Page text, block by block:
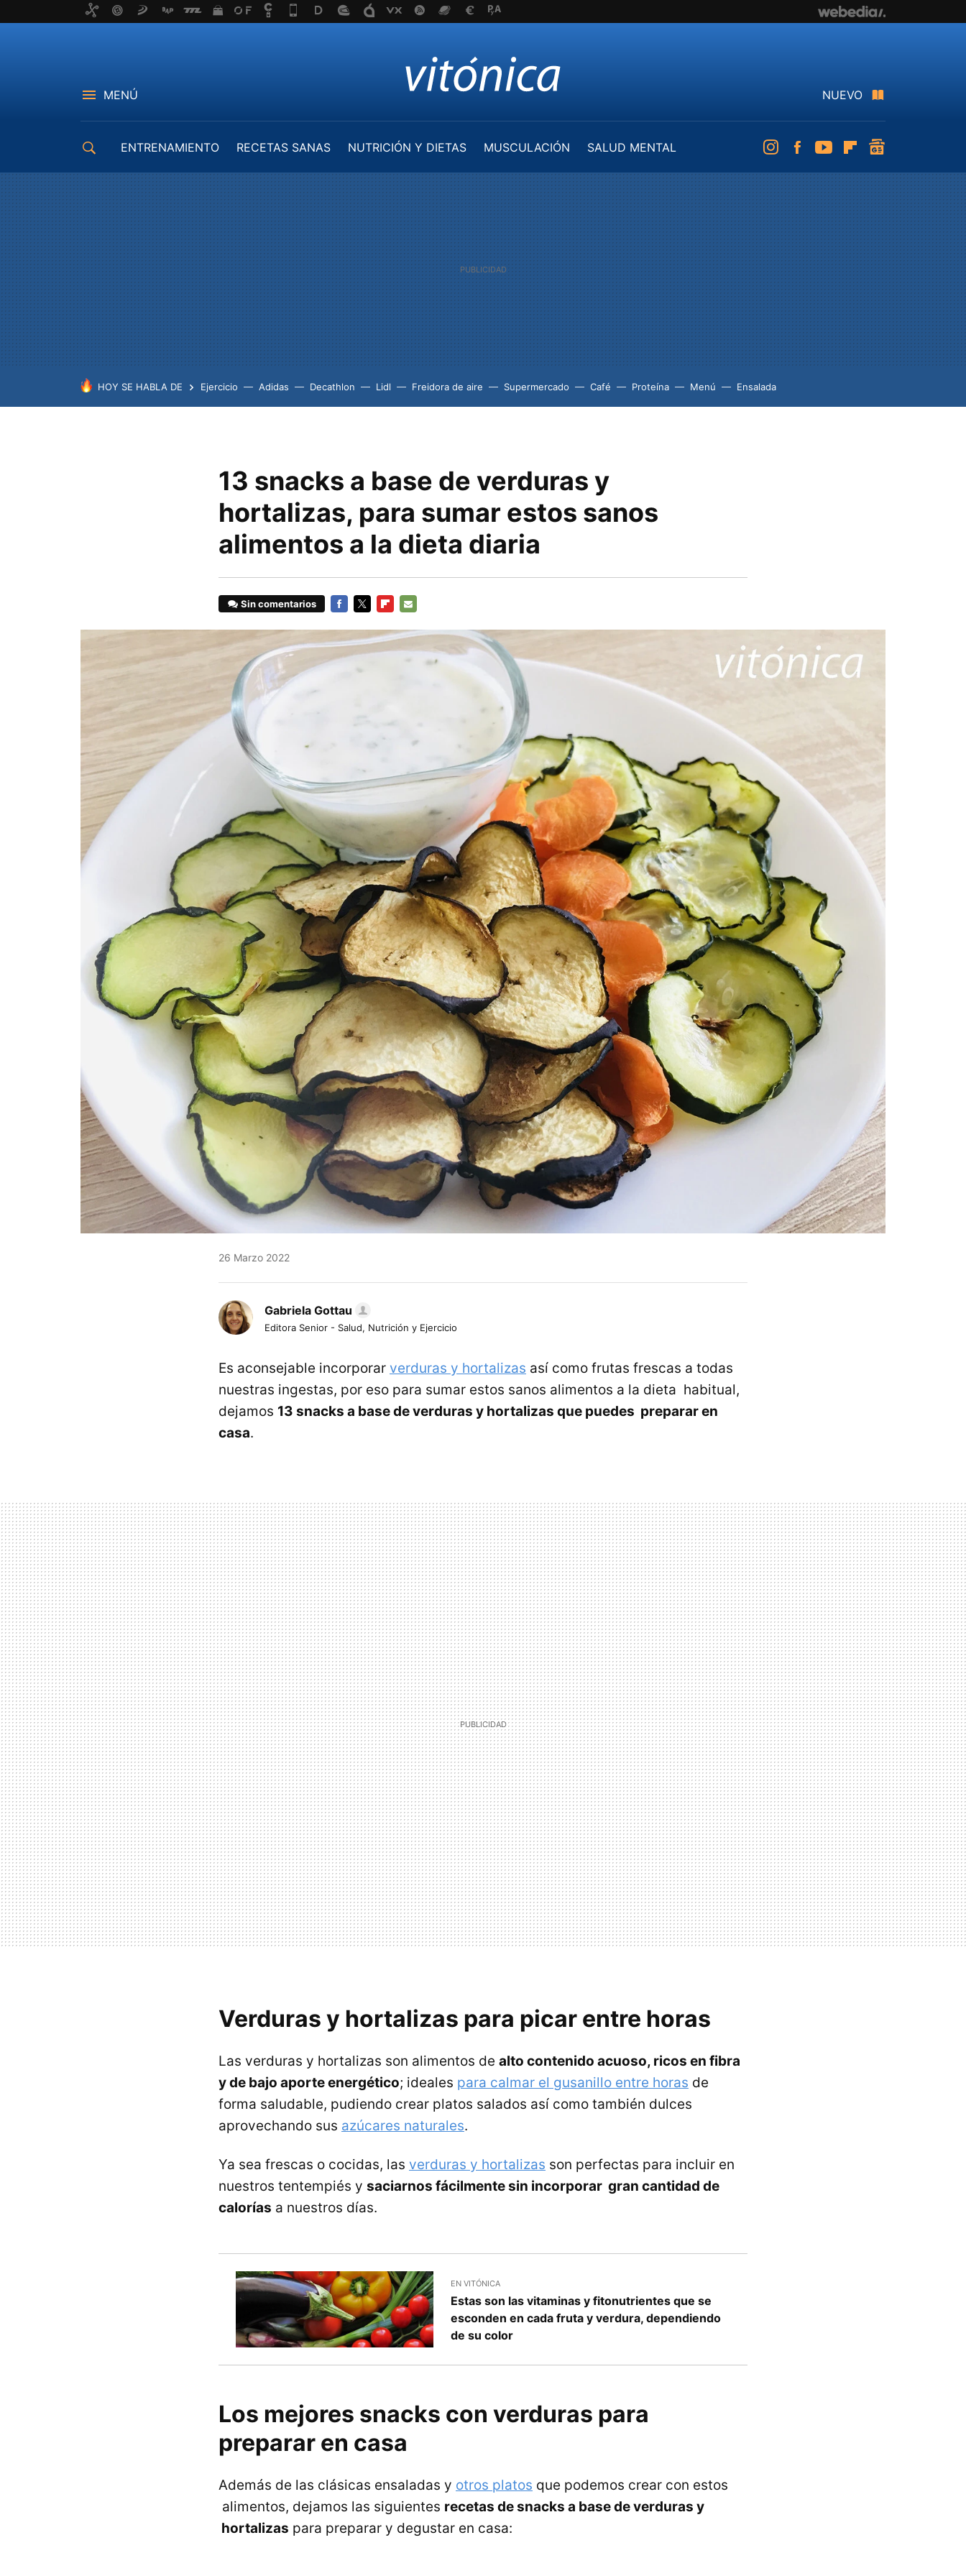
MENÚ NUEVO
ENTRENAMIENTO RECETAS SANAS NUTRICIÓN Y DIETAS MUSCULACIÓN
SALUD MENTAL
InstagramFacebookYoutubeFlipboard
HOY SE HABLA DE Ejercicio Adidas Decathlon Lidl Freidora de aire Supermercado Café Proteína Menú Ensalada
13 snacks a base de verduras y
hortalizas, para sumar estos sanos
alimentos a la dieta diaria
Sin comentarios
MAIL
26 Marzo 2022
Gabriela Gottau
Editora Senior - Salud, Nutrición y Ejercicio
Es aconsejable incorporar verduras y hortalizas así como frutas frescas a todas
nuestras ingestas, por eso para sumar estos sanos alimentos a la dieta habitual,
dejamos 13 snacks a base de verduras y hortalizas que puedes preparar en
casa.
Verduras y hortalizas para picar entre horas
Las verduras y hortalizas son alimentos de alto contenido acuoso, ricos en fibra
y de bajo aporte energético; ideales para calmar el gusanillo entre horas de
forma saludable, pudiendo crear platos salados así como también dulces
aprovechando sus azúcares naturales.
Ya sea frescas o cocidas, las verduras y hortalizas son perfectas para incluir en
nuestros tentempiés y saciarnos fácilmente sin incorporar gran cantidad de
calorías a nuestros días.
EN VITÓNICA
Estas son las vitaminas y fitonutrientes que se
esconden en cada fruta y verdura, dependiendo
de su color
Los mejores snacks con verduras para
preparar en casa
Además de las clásicas ensaladas y otros platos que podemos crear con estos
alimentos, dejamos las siguientes recetas de snacks a base de verduras y
hortalizas para preparar y degustar en casa: